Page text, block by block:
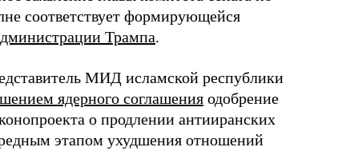
соответствует формирующейся
Трампа.
МИД исламской республики
ядерного соглашения одобрение
о продлении антииранских
этапом ухудшения отношений